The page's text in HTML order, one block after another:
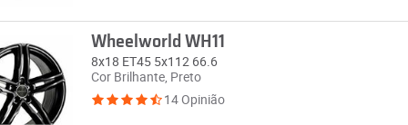
Wheelworld WH11
8x18 ET45 5x112 66.6
Cor Brilhante, Preto
14 Opinião